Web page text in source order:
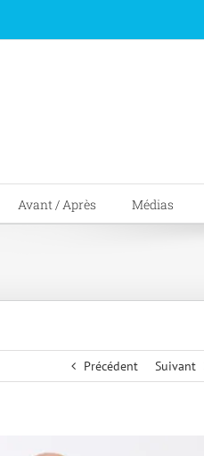
Avant / Après Médias
Précédent Suivant